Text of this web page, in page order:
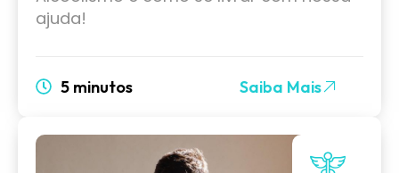
ajuda!
5 minutos Saiba Mais